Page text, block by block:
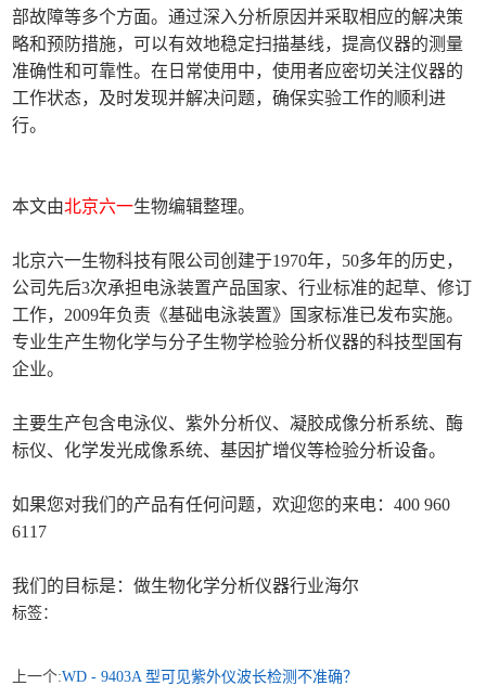
部故障等多个方面。通过深入分析原因并采取相应的解决策
略和预防措施，可以有效地稳定扫描基线，提高仪器的测量
准确性和可靠性。在日常使用中，使用者应密切关注仪器的
工作状态，及时发现并解决问题，确保实验工作的顺利进
行。
本文由北京六一生物编辑整理。
北京六一生物科技有限公司创建于1970年，50多年的历史，
公司先后3次承担电泳装置产品国家、行业标准的起草、修订
工作，2009年负责《基础电泳装置》国家标准已发布实施。
专业生产生物化学与分子生物学检验分析仪器的科技型国有
企业。
主要生产包含电泳仪、紫外分析仪、凝胶成像分析系统、酶
标仪、化学发光成像系统、基因扩增仪等检验分析设备。
如果您对我们的产品有任何问题，欢迎您的来电：400 960
6117
我们的目标是：做生物化学分析仪器行业海尔
标签：
上一个:WD - 9403A 型可见紫外仪波长检测不准确？